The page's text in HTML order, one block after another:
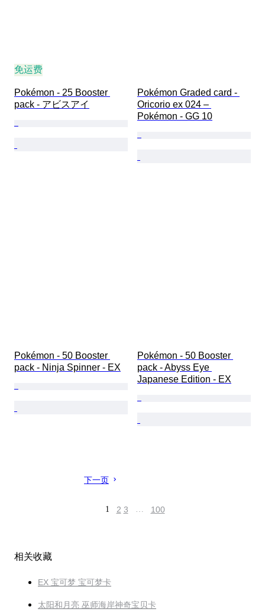
免运费
Pokémon - 25 Booster
pack - アビスアイ
Pokémon Graded card -
Oricorio ex 024 –
Pokémon - GG 10
Pokémon - 50 Booster
pack - Ninja Spinner - EX
Pokémon - 50 Booster
pack - Abyss Eye
Japanese Edition - EX
下一页
1 2 3 … 100
相关收藏
EX 宝可梦 宝可梦卡
太阳和月亮 巫师海岸神奇宝贝卡